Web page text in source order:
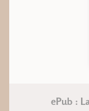
ePub :